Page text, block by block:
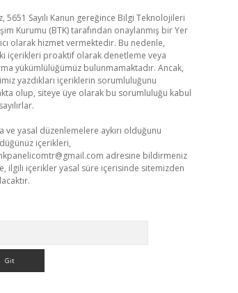
5651 Sayılı Kanun gereğince Bilgi Teknolojileri
Kurumu (BTK) tarafından onaylanmış bir Yer
olarak hizmet vermektedir. Bu nedenle,
içerikleri proaktif olarak denetleme veya
yükümlülüğümüz bulunmamaktadır. Ancak,
yazdıkları içeriklerin sorumluluğunu
olup, siteye üye olarak bu sorumluluğu kabul
ve yasal düzenlemelere aykırı olduğunu
içerikleri,
adresine bildirmeniz
ilgili içerikler yasal süre içerisinde sitemizden